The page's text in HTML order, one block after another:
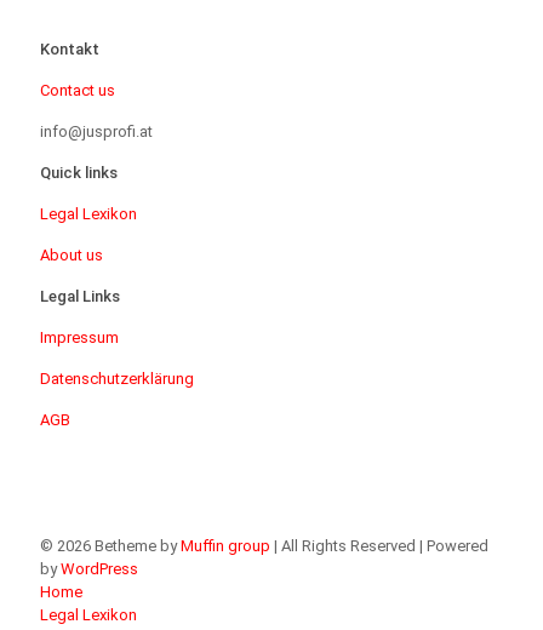
Kontakt
Contact us
info@jusprofi.at
Quick links
Legal Lexikon
About us
Legal Links
Impressum
Datenschutzerklärung
AGB
© 2026 Betheme byMuffin group | All Rights Reserved | Powered
byWordPress
Home
Legal Lexikon